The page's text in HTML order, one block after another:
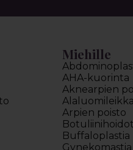
Miehille
AHA-kuorinta
Aknearpien
Arpien poisto
Botuliinihoidot
Buffaloplastia
Gynekomastia